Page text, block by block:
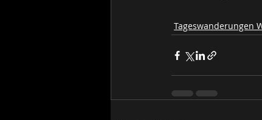
Tageswanderungen